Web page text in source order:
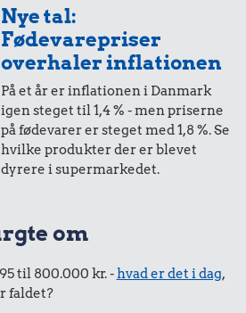
1.000 kr.
pris i 1976
Nye tal:
Fødevarepriser
overhaler inflationen
På et år er inflationen i Danmark
igen steget til 1,4 % - men priserne
på fødevarer er steget med 1,8 %. Se
hvilke produkter der er blevet
dyrere i supermarkedet.
om
til 800.000 kr. -hvad er det i dag,
faldet?